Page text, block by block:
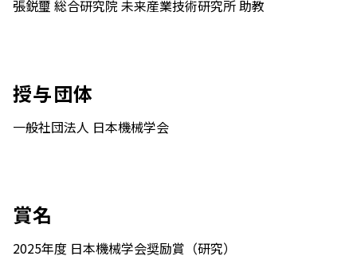
張鋭璽 総合研究院 未来産業技術研究所 助教
授与団体
一般社団法人 日本機械学会
賞名
2025年度 日本機械学会奨励賞（研究）